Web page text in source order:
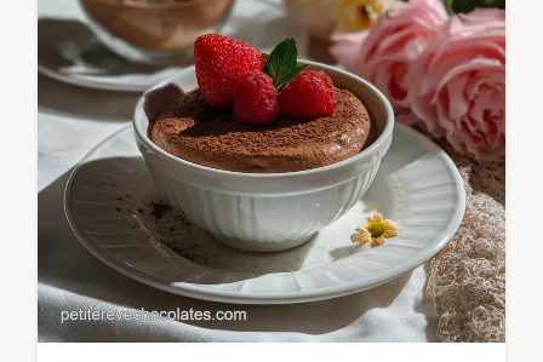
facile à réussir pour un dessert…